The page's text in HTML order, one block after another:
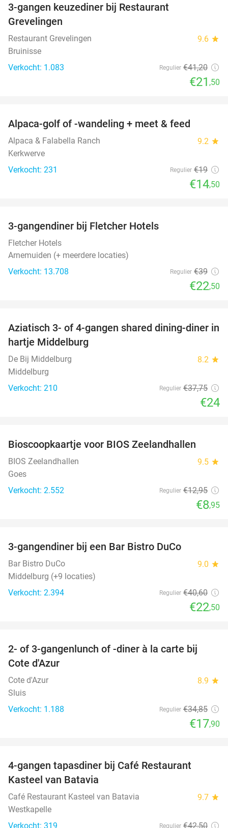
3-gangen keuzediner bij Restaurant
Grevelingen
Restaurant Grevelingen 9.6 star
Bruinisse
Verkocht: 1.083
Regulier €41,20
€21 ,50
Alpaca-golf of -wandeling + meet & feed
Alpaca & Falabella Ranch 9.2 star
Kerkwerve
Verkocht: 231
Regulier €19
€14,50
3-gangendiner bij Fletcher Hotels
Fletcher Hotels
Arnemuiden (+ meerdere locaties)
Verkocht: 13.708
Regulier €39
€22,50
36%
Aziatisch 3- of 4-gangen shared dining-diner in
hartje Middelburg
De Bij Middelburg 8.2 star
Middelburg
Verkocht: 210
Regulier €37,75
€24
Bioscoopkaartje voor BIOS Zeelandhallen
BIOS Zeelandhallen 9.5 star
Goes
Verkocht: 2.552
Regulier €12,95
€8,95
3-gangendiner bij een Bar Bistro DuCo
Bar Bistro DuCo 9.0 star
Middelburg (+9 locaties)
Verkocht: 2.394
Regulier €40,60
€22,50
49%
2- of 3-gangenlunch of -diner à la carte bij
Cote d'Azur
Cote d'Azur 8.9 star
Sluis
Verkocht: 1.188
Regulier €34,85
€17,90
4-gangen tapasdiner bij Café Restaurant
Kasteel van Batavia
Café Restaurant Kasteel van Batavia 9.7 star
Westkapelle
Verkocht: 319
Regulier €42,50